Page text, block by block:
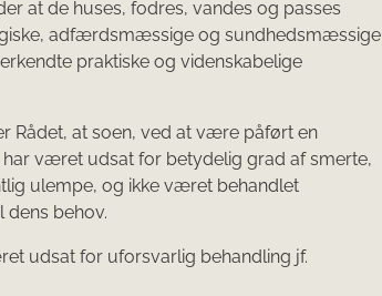
at de huses, fodres, vandes og passes
adfærdsmæssige og sundhedsmæssige
praktiske og videnskabelige
Rådet, at soen, ved at være påført en
været udsat for betydelig grad af smerte,
ulempe, og ikke været behandlet
behov.
udsat for uforsvarlig behandling jf.